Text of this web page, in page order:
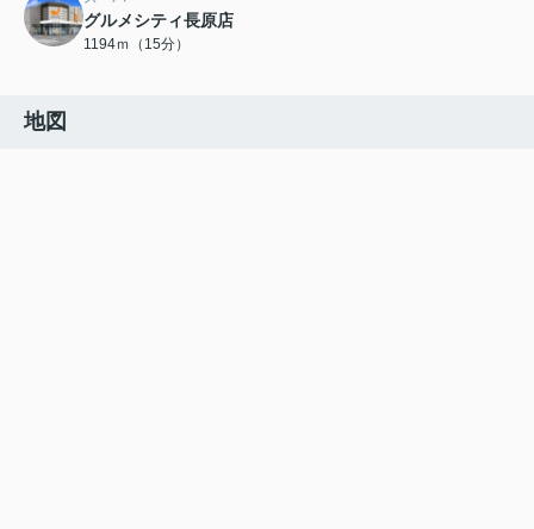
グルメシティ長原店
1194ｍ（15分）
地図